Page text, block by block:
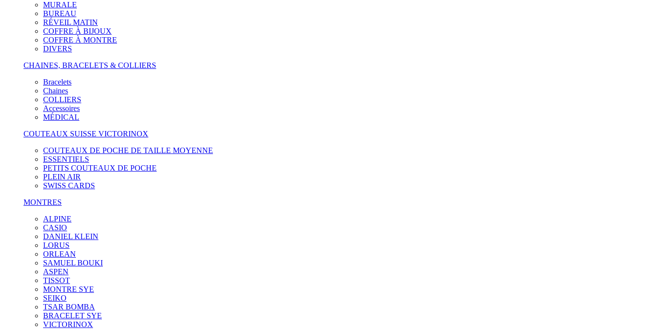
MURALE
BUREAU
RÉVEIL MATIN
COFFRE À BIJOUX
COFFRE À MONTRE
DIVERS
CHAINES, BRACELETS & COLLIERS
Bracelets
Chaines
COLLIERS
Accessoires
MÉDICAL
COUTEAUX SUISSE VICTORINOX
COUTEAUX DE POCHE DE TAILLE MOYENNE
ESSENTIELS
PETITS COUTEAUX DE POCHE
PLEIN AIR
SWISS CARDS
MONTRES
ALPINE
CASIO
DANIEL KLEIN
LORUS
ORLEAN
SAMUEL BOUKI
ASPEN
TISSOT
MONTRE SYE
SEIKO
TSAR BOMBA
BRACELET SYE
VICTORINOX